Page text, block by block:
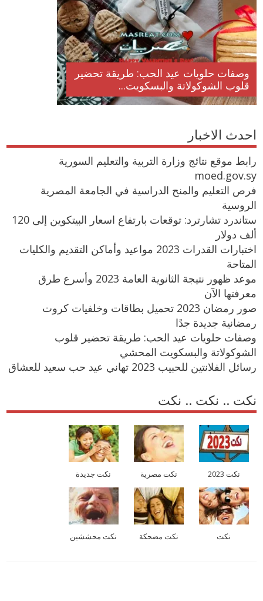
وصفات حلويات عيد الحب: طريقة تحضير
قلوب الشوكولاتة والبسكويت...
احدث الاخبار
رابط موقع نتائج وزارة التربية والتعليم السورية
moed.gov.sy
فرص التعليم والمنح الدراسية في الجامعة المصرية
الروسية
ستاندرد تشارترد: توقعات بارتفاع اسعار البيتكوين إلى 120
ألف دولار
اختبارات القدرات 2023 مواعيد وأماكن التقديم والكليات
المتاحة
موعد ظهور نتيجة الثانوية العامة 2023 وأسرع طرق
معرفتها الآن
صور رمضان 2023 تحميل بطاقات وخلفيات كروت
رمضانية جديدة جدًا
وصفات حلويات عيد الحب: طريقة تحضير قلوب
الشوكولاتة والبسكويت المحشي
رسائل الفلانتين للحبيب 2023 تهاني عيد حب سعيد للعشاق
نكت .. نكت .. نكت
نكت 2023 نكت مصرية نكت جديدة
نكت نكت مضحكة نكت محششين